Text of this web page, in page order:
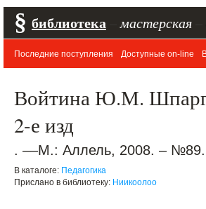
§ библиотека мастерская
Последние поступления Доступные on-line
Войтина Ю.М.
2-е изд
. ––М.: Аллель, 2008. – №89.
В каталоге: Педагогика
Прислано в библиотеку: Ниикоолоо